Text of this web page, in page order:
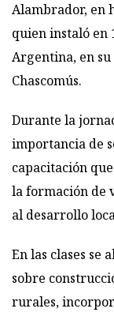
Alambrador, en
quien instaló en
Argentina, en
Chascomús.
Durante la
importancia de
capacitación
la formación de
al desarrollo
En las clases se
sobre
rurales,